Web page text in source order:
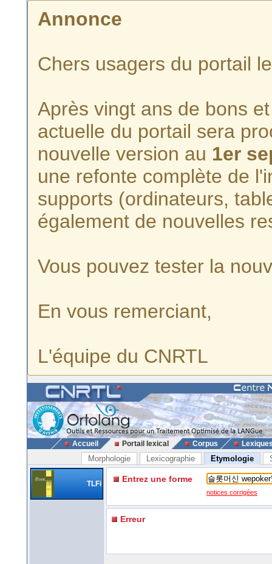
Annonce
Chers usagers du portail
Après vingt ans de bons
actuelle du portail sera
nouvelle version au 1er
une refonte complète de
supports (ordinateurs,
également de nouvelles
Vous pouvez tester la
En vous remerciant,
L'équipe du CNRTL
Accueil Portail lexical Corpus
Morphologie Lexicographie Etymologie
TLFi Entrez une forme
notices corrigées
Erreur